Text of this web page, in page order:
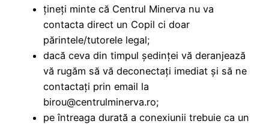
țineți minte că Centrul Minerva nu va
contacta direct un Copil ci doar
părintele/tutorele legal;
dacă ceva din timpul ședinței vă deranjează
vă rugăm să vă deconectați imediat și să ne
contactați prin email la
birou@centrulminerva.ro;
pe întreaga durată a conexiunii trebuie ca un